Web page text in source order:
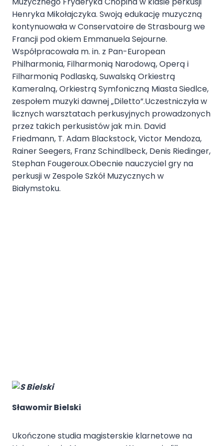
Henryka Mikołajczyka. Swoją edukację muzyczną
kontynuowała w Conservatoire de Strasbourg we
Francji pod okiem Emmanuela Sejourne.
Współpracowała m. in. z Pan-European
Philharmonia, Filharmonią Narodową, Operą i
Filharmonią Podlaską, Suwalską Orkiestrą
Kameralną, Orkiestrą Symfoniczną Miasta Siedlce,
zespołem muzyki dawnej „Diletto”.Uczestniczyła w
licznych warsztatach perkusyjnych prowadzonych
przez takich perkusistów jak m.in. David
Friedmann, T. Adam Blackstock, Victor Mendoza,
Rainer Seegers, Franz Schindlbeck, Denis Riedinger,
Stephan Fougeroux.Obecnie nauczyciel gry na
perkusji w Zespole Szkół Muzycznych w
Białymstoku.
Sławomir Bielski
Ukończone studia magisterskie klarnetowe na